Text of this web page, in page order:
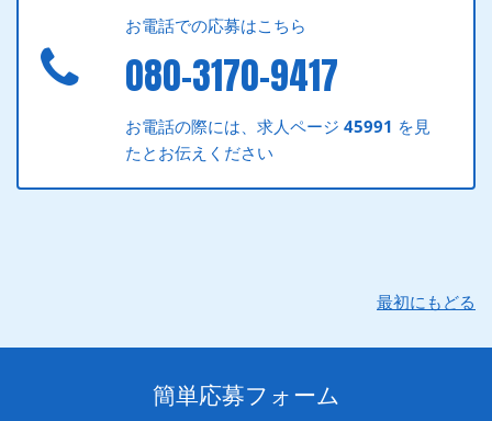
お電話での応募はこちら
080-3170-9417
お電話の際には、求人ページ45991 を見
たとお伝えください
最初にもどる
簡単応募フォーム